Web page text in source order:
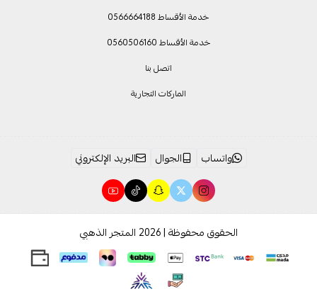
خدمة الأقساط 0566664188
خدمة الأقساط 0560506160
اتصل بنا
الماركات التجارية
واتساب الجوال البريد الإلكتروني
الحقوق محفوظة | 2026 المتجر الذهبي